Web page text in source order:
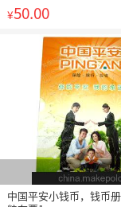
¥50.00
中国平安小钱币，钱币册